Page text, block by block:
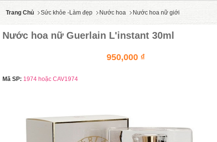
Trang Chủ Sức khỏe -Làm đẹp Nước hoa Nước hoa nữ giới
Nước hoa nữ Guerlain L'instant 30ml
950,000 ₫
Mã SP: 1974 hoặc CAV1974